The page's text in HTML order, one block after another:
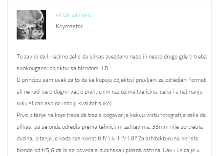
viktor pavlovic
Keymaster
To zavisi da li recimo zelis da slikas zvezdano nebo ili nesto drugo gde ti treba
sirokougaoni objektiv sa blendom 1.8
U principu sam uvek za to da se kupuju objektivi pravljeni za odredjeni format
ali ne radi se o dogmi vec o prakticnim razlozima (velicina, cena i u najmanju
ruku slican ako ne inbolji kvalitet slike).
Prvo pitanje na koje treba da trazis odgovor je kakvu vrstu fotografije zelis da
slikas, pa se onda odredis prema tehnickim zahtevima. 35mm nije portretna
duzina, pitanje je kada ces koristiti f/1.4 ili f/1.8? Za arhitekturu se koriste
blende od f/5,6 da bi se povecala dubinska i plosna ostrina. Cak i Leica je u